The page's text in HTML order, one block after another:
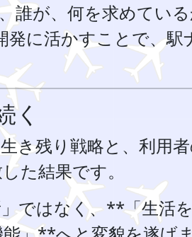
誰が、何を求めている
に活かすことで、駅
く
き残り戦略と、利用
た結果です。
ではなく、**「生活